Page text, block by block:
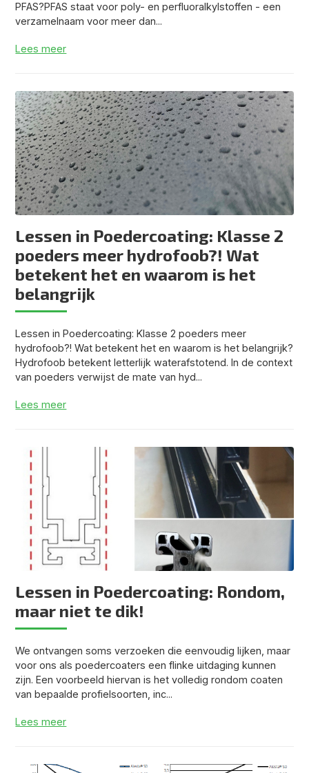
PFAS?PFAS staat voor poly- en perfluoralkylstoffen - een
verzamelnaam voor meer dan...
Lees meer
Lessen in Poedercoating: Klasse 2
poeders meer hydrofoob?! Wat
betekent het en waarom is het
belangrijk
Lessen in Poedercoating: Klasse 2 poeders meer
hydrofoob?! Wat betekent het en waarom is het belangrijk?
Hydrofoob betekent letterlijk waterafstotend. In de context
van poeders verwijst de mate van hyd...
Lees meer
Lessen in Poedercoating: Rondom,
maar niet te dik!
We ontvangen soms verzoeken die eenvoudig lijken, maar
voor ons als poedercoaters een flinke uitdaging kunnen
zijn. Een voorbeeld hiervan is het volledig rondom coaten
van bepaalde profielsoorten, inc...
Lees meer